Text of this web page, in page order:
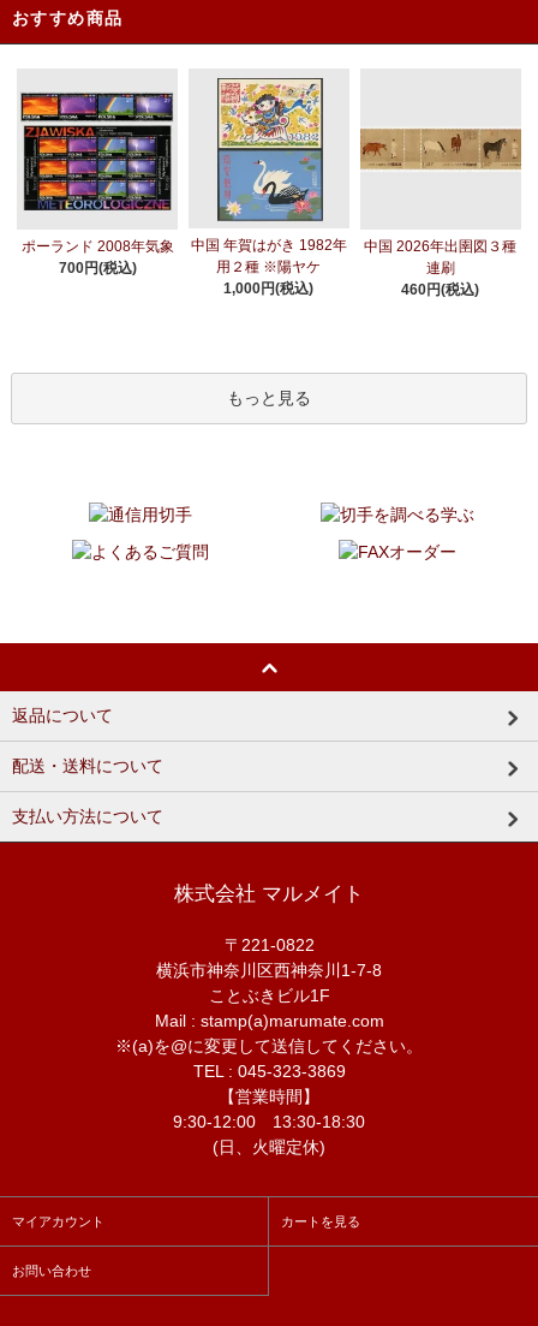
おすすめ商品
ポーランド 2008年気象
700円(税込)
中国 年賀はがき 1982年
用２種 ※陽ヤケ
1,000円(税込)
中国 2026年出圉図３種
連刷
460円(税込)
もっと見る
返品について
配送・送料について
支払い方法について
株式会社 マルメイト
〒221-0822
横浜市神奈川区西神奈川1-7-8
ことぶきビル1F
Mail : stamp(a)marumate.com
※(a)を@に変更して送信してください。
TEL : 045-323-3869
【営業時間】
9:30-12:00 13:30-18:30
(日、火曜定休)
マイアカウント カートを見る
お問い合わせ